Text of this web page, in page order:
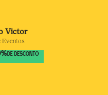
Victor
Eventos
% DE DESCONTO